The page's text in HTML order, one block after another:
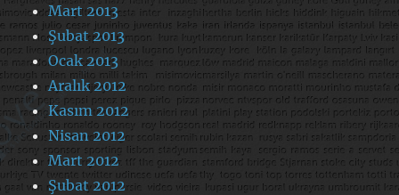
Mart 2013
Şubat 2013
Ocak 2013
Aralık 2012
Kasım 2012
Nisan 2012
Mart 2012
Şubat 2012